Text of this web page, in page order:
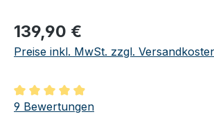
Regulärer Preis:
139,90 €
Preise inkl. MwSt. zzgl.
Durchschnittliche Bewertung von
9 Bewertungen